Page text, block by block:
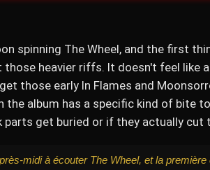
spinning The Wheel, and the first
heavier riffs. It doesn't feel like
those early In Flames and
the album has a specific kind of bite
get buried or if they actually cut
midi à écouter The Wheel, et la